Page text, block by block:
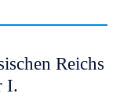
Reichs
I.